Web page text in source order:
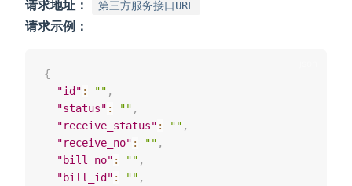
请求地址：
第三方服务接口URL
请求示例：
{
"id" : "" ,
"status" : "" ,
"receive_status" : "" ,
"receive_no" : "" ,
"bill_no" : "" ,
"bill_id" : "" ,